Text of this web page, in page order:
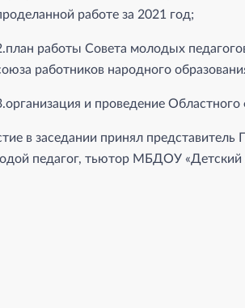
работе за 2021 год;
работы Совета молодых
работников народного
и проведение
в заседании принял
педагог, тьютор МБДОУ «Детский